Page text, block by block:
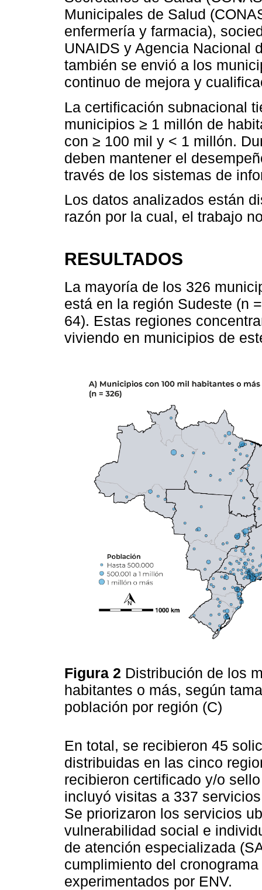
Municipales de Salud
enfermería y farmacia),
UNAIDS y Agencia Nacional
también se envió a los
continuo de mejora y
La certificación subnacional
municipios ≥ 1 millón de
con ≥ 100 mil y < 1 millón.
deben mantener el
través de los sistemas de
Los datos analizados están
razón por la cual, el trabajo
RESULTADOS
La mayoría de los 326
está en la región Sudeste (n
64). Estas regiones
viviendo en municipios de
Figura 2 Distribución de los
habitantes o más, según
población por región (C)
En total, se recibieron 45
distribuidas en las cinco
recibieron certificado y/o
incluyó visitas a 337
Se priorizaron los servicios
vulnerabilidad social e
de atención especializada
cumplimiento del
experimentados por ENV.